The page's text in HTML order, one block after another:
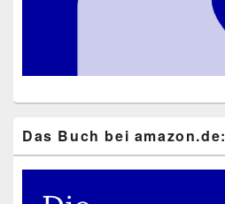
Das Buch bei ama​zon​.de: